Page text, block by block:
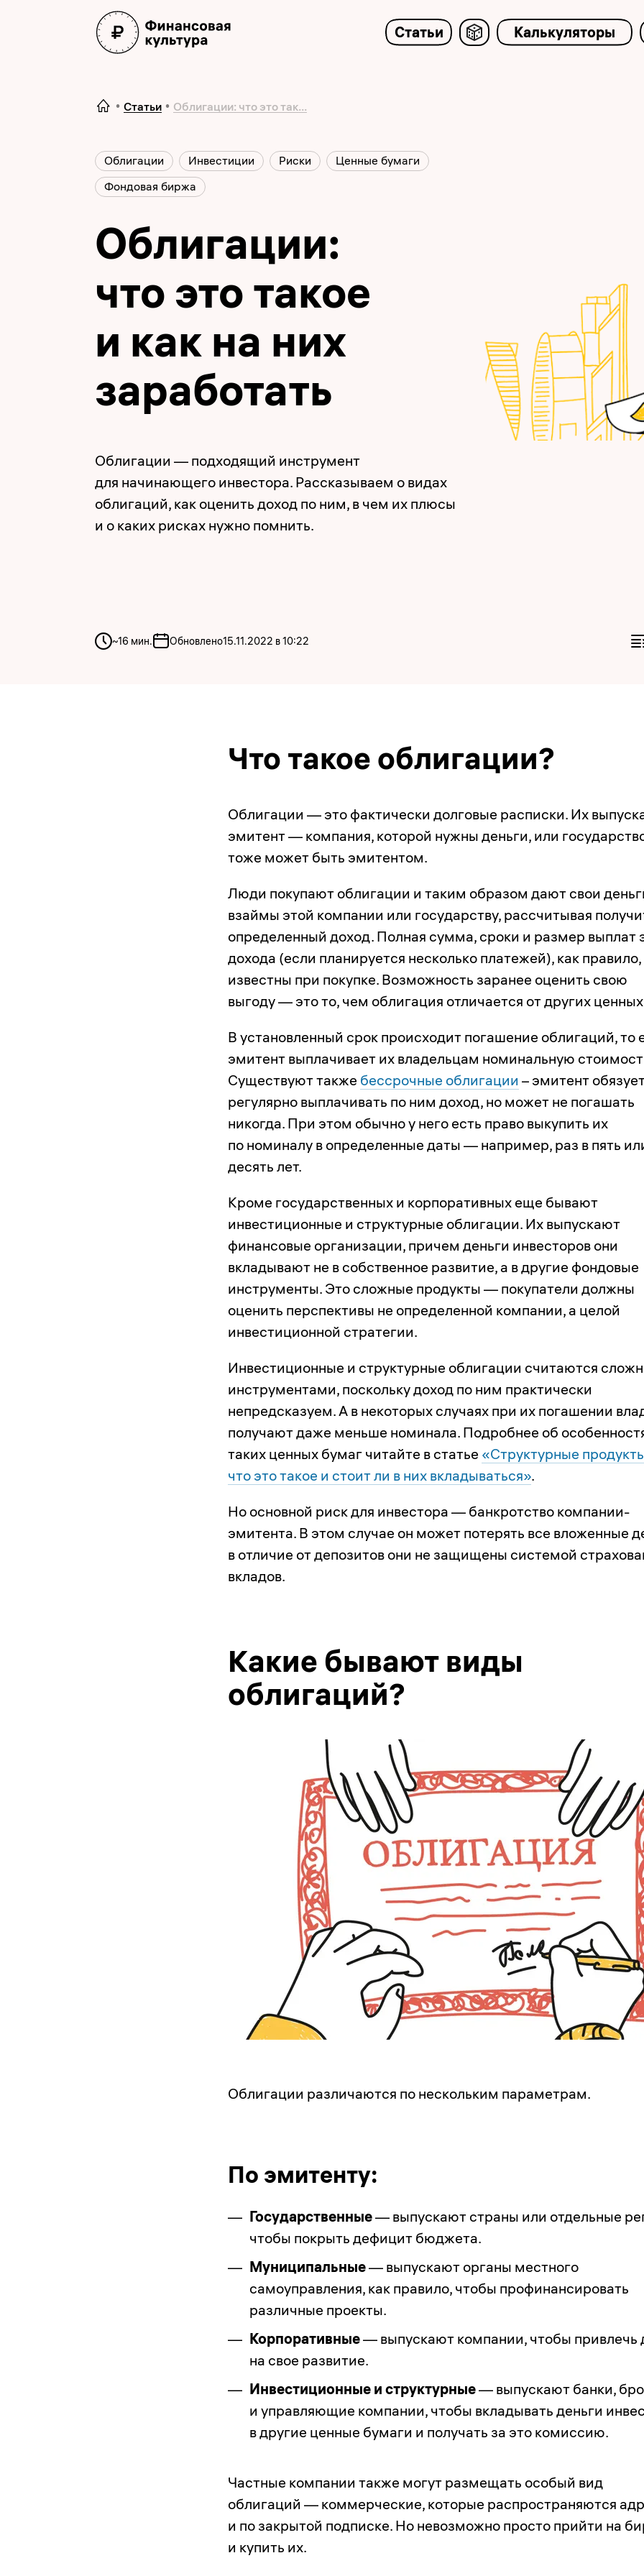
Статьи Калькуляторы
Статьи Облигации: что это так...
Облигации Инвестиции Риски
Ценные бумаги
Фондовая биржа
Облигации:
что это такое
и как на них
заработать
Облигации — подходящий инструмент
для начинающего инвестора. Рассказываем о видах
облигаций, как оценить доход по ним, в чем их плюсы
и о каких рисках нужно помнить.
~16 мин. Обновлено15.11.2022 в 10:22
Что такое облигации?
Облигации — это фактически долговые расписки. Их
эмитент — компания, которой нужны деньги, или
тоже может быть эмитентом.
Люди покупают облигации и таким образом дают свои
взаймы этой компании или государству, рассчитывая
определенный доход. Полная сумма, сроки и размер выплат
дохода (если планируется несколько платежей), как правило,
известны при покупке. Возможность заранее оценить свою
выгоду — это то, чем облигация отличается от других
В установленный срок происходит погашение облигаций, то
эмитент выплачивает их владельцам номинальную
Существуют также бессрочные облигации – эмитент
регулярно выплачивать по ним доход, но может не погашать
никогда. При этом обычно у него есть право выкупить их
по номиналу в определенные даты — например, раз в пять
десять лет.
Кроме государственных и корпоративных еще бывают
инвестиционные и структурные облигации. Их выпускают
финансовые организации, причем деньги инвесторов они
вкладывают не в собственное развитие, а в другие фондовые
инструменты. Это сложные продукты — покупатели должны
оценить перспективы не определенной компании, а целой
инвестиционной стратегии.
Инвестиционные и структурные облигации считаются
инструментами, поскольку доход по ним практически
непредсказуем. А в некоторых случаях при их погашении
получают даже меньше номинала. Подробнее об
таких ценных бумаг читайте в статье «Структурные
что это такое и стоит ли в них вкладываться».
Но основной риск для инвестора — банкротство компании-
эмитента. В этом случае он может потерять все вложенные
в отличие от депозитов они не защищены системой
вкладов.
Какие бывают виды
облигаций?
Облигации различаются по нескольким параметрам.
По эмитенту:
Государственные— выпускают страны или отдельные
чтобы покрыть дефицит бюджета.
Муниципальные— выпускают органы местного
самоуправления, как правило, чтобы профинансировать
различные проекты.
Корпоративные— выпускают компании, чтобы привлечь
на свое развитие.
Инвестиционные и структурные— выпускают банки,
и управляющие компании, чтобы вкладывать деньги
в другие ценные бумаги и получать за это комиссию.
Частные компании также могут размещать особый вид
облигаций — коммерческие, которые распространяются
и по закрытой подписке. Но невозможно просто прийти на
и купить их.